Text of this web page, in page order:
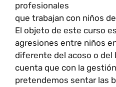
profesionales
que trabajan con niños
El objeto de este curso
agresiones entre niños
diferente del acoso o del
cuenta que con la
pretendemos sentar las